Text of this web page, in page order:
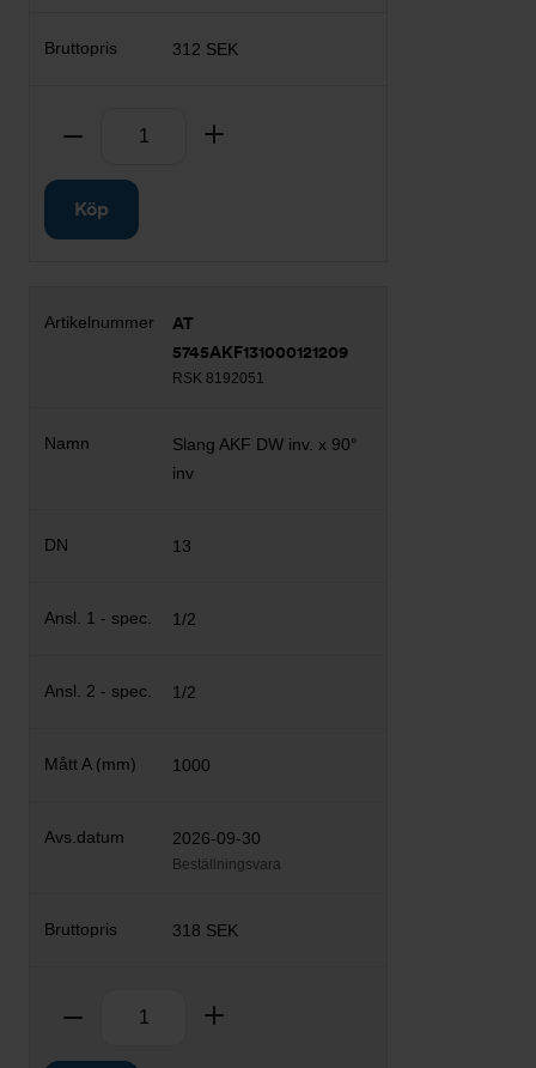
312 SEK
Ta bort
Köp
AT
5745AKF131000121209
RSK 8192051
Slang AKF DW inv. x 90°
inv
13
1/2
1/2
1000
2026-09-30
Beställningsvara
318 SEK
Ta bort